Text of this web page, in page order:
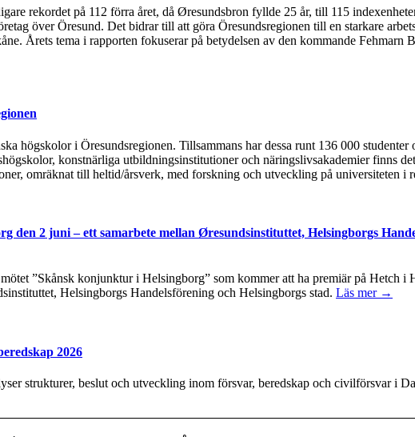
rekordet på 112 förra året, då Øresundsbron fyllde 25 år, till 115
över Öresund. Det bidrar till att göra Öresundsregionen till en starkare
Årets tema i rapporten fokuserar på betydelsen av den kommande Fehmarn
högskolor i Öresundsregionen. Tillsammans har dessa runt 136 000 studenter
konstnärliga utbildningsinstitutioner och näringslivsakademier finns
omräknat till heltid/årsverk, med forskning och utveckling på universiteten i
2 juni – ett samarbete mellan Øresundsinstituttet, Helsingborgs
”Skånsk konjunktur i Helsingborg” som kommer att ha premiär på Hetch i
Helsingborgs Handelsförening och Helsingborgs stad. Läs mer →
2026
strukturer, beslut och utveckling inom försvar, beredskap och civilförsvar i